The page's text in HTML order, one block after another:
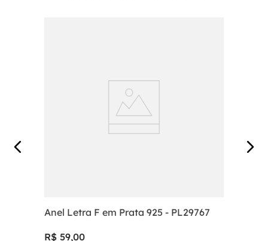
Anel Letra F em Prata 925 - PL29767
R$ 59,00